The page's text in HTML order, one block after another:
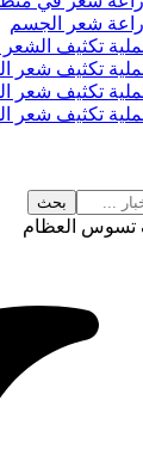
شعر الجسم
تكثيف
تكثيف شعر
تكثيف شعر
تكثيف شعر
تسوس العظام